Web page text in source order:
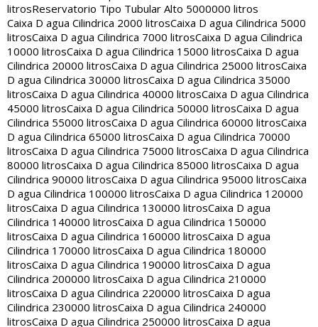
litrosReservatorio Tipo Tubular Alto 5000000 litros
Caixa D agua Cilindrica 2000 litrosCaixa D agua Cilindrica 5000
litrosCaixa D agua Cilindrica 7000 litrosCaixa D agua Cilindrica
10000 litrosCaixa D agua Cilindrica 15000 litrosCaixa D agua
Cilindrica 20000 litrosCaixa D agua Cilindrica 25000 litrosCaixa
D agua Cilindrica 30000 litrosCaixa D agua Cilindrica 35000
litrosCaixa D agua Cilindrica 40000 litrosCaixa D agua Cilindrica
45000 litrosCaixa D agua Cilindrica 50000 litrosCaixa D agua
Cilindrica 55000 litrosCaixa D agua Cilindrica 60000 litrosCaixa
D agua Cilindrica 65000 litrosCaixa D agua Cilindrica 70000
litrosCaixa D agua Cilindrica 75000 litrosCaixa D agua Cilindrica
80000 litrosCaixa D agua Cilindrica 85000 litrosCaixa D agua
Cilindrica 90000 litrosCaixa D agua Cilindrica 95000 litrosCaixa
D agua Cilindrica 100000 litrosCaixa D agua Cilindrica 120000
litrosCaixa D agua Cilindrica 130000 litrosCaixa D agua
Cilindrica 140000 litrosCaixa D agua Cilindrica 150000
litrosCaixa D agua Cilindrica 160000 litrosCaixa D agua
Cilindrica 170000 litrosCaixa D agua Cilindrica 180000
litrosCaixa D agua Cilindrica 190000 litrosCaixa D agua
Cilindrica 200000 litrosCaixa D agua Cilindrica 210000
litrosCaixa D agua Cilindrica 220000 litrosCaixa D agua
Cilindrica 230000 litrosCaixa D agua Cilindrica 240000
litrosCaixa D agua Cilindrica 250000 litrosCaixa D agua